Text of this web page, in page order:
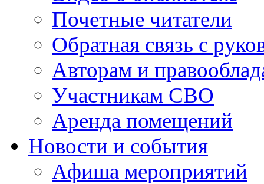
Почетные читатели
Обратная связь с
Авторам и
Участникам СВО
Аренда помещений
Новости и события
Афиша мероприятий